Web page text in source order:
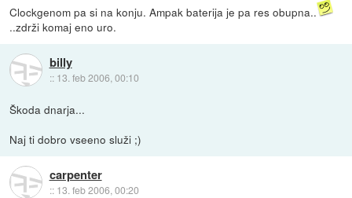
Clockgenom pa si na konju. Ampak baterija je pa res obupna..
..zdrži komaj eno uro.
billy
:: 13. feb 2006, 00:10
Škoda dnarja...
Naj ti dobro vseeno služi ;)
carpenter
:: 13. feb 2006, 00:20